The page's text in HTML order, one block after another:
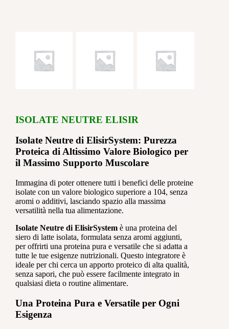
ISOLATE NEUTRE ELISIR
Isolate Neutre di ElisirSystem: Purezza
Proteica di Altissimo Valore Biologico per
il Massimo Supporto Muscolare
Immagina di poter ottenere tutti i benefici delle proteine
isolate con un valore biologico superiore a 104, senza
aromi o additivi, lasciando spazio alla massima
versatilità nella tua alimentazione.
Isolate Neutre di ElisirSystem è una proteina del
siero di latte isolata, formulata senza aromi aggiunti,
per offrirti una proteina pura e versatile che si adatta a
tutte le tue esigenze nutrizionali. Questo integratore è
ideale per chi cerca un apporto proteico di alta qualità,
senza sapori, che può essere facilmente integrato in
qualsiasi dieta o routine alimentare.
Una Proteina Pura e Versatile per Ogni
Esigenza